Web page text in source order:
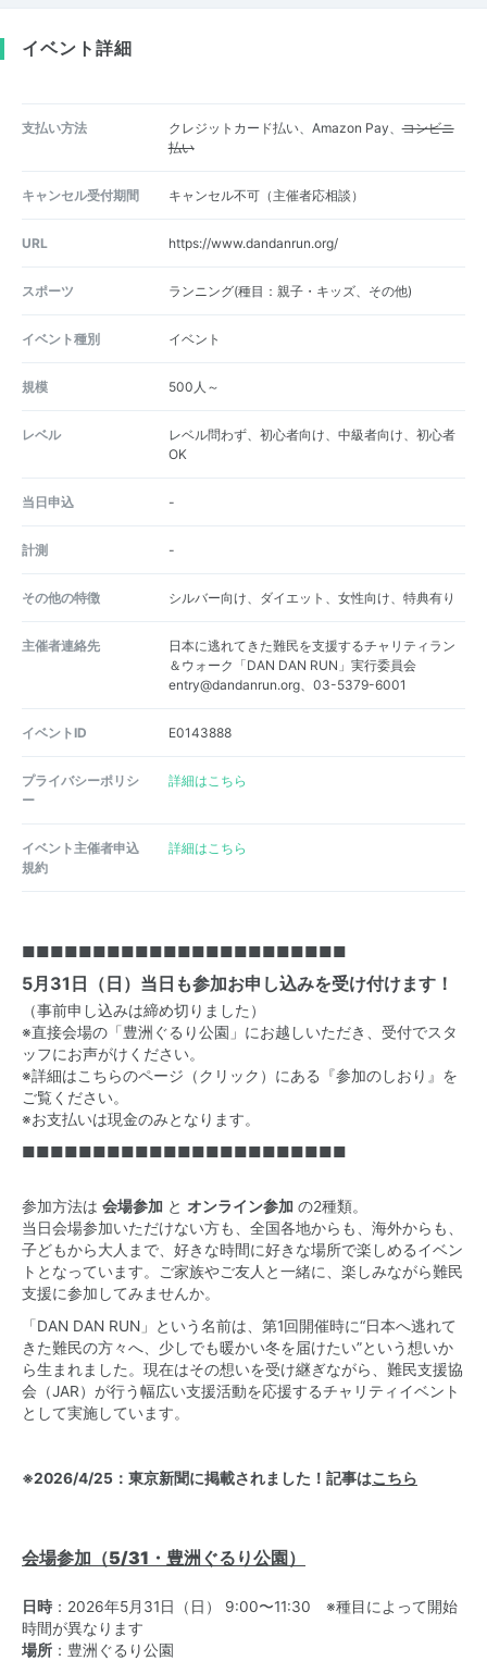
イベント詳細
支払い方法 クレジットカード払い、Amazon Pay、コンビニ
払い
キャンセル受付期間 キャンセル不可（主催者応相談）
URL https://www.dandanrun.org/
スポーツ ランニング(種目：親子・キッズ、その他)
イベント種別 イベント
規模 500人～
レベル
レベル問わず、初心者向け、中級者向け、初心者
OK
当日申込 -
計測 -
その他の特徴 シルバー向け、ダイエット、女性向け、特典有り
主催者連絡先
日本に逃れてきた難民を支援するチャリティラン
＆ウォーク「DAN DAN RUN」実行委員会
entry@dandanrun.org、03-5379-6001
イベントID E0143888
プライバシーポリシ
ー
詳細はこちら
イベント主催者申込
規約
詳細はこちら
■■■■■■■■■■■■■■■■■■■■■■■
5月31日（日）当日も参加お申し込みを受け付けます！
（事前申し込みは締め切りました）
※直接会場の「豊洲ぐるり公園」にお越しいただき、受付でスタ
ッフにお声がけください。
※詳細はこちらのページ（クリック） にある『参加のしおり』を
ご覧ください。
※お支払いは現金のみとなります。
■■■■■■■■■■■■■■■■■■■■■■■
参加方法は 会場参加 と オンライン参加 の2種類。
当日会場参加いただけない方も、全国各地からも、海外からも、
子どもから大人まで、好きな時間に好きな場所で楽しめるイベン
トとなっています。ご家族やご友人と一緒に、楽しみながら難民
支援に参加してみませんか。
「DAN DAN RUN」という名前は、第1回開催時に“日本へ逃れて
きた難民の方々へ、少しでも暖かい冬を届けたい”という想いか
ら生まれました。現在はその想いを受け継ぎながら、難民支援協
会（JAR）が行う幅広い支援活動を応援するチャリティイベント
として実施しています。
※2026/4/25：東京新聞に掲載されました！記事はこちら
会場参加（5/31・豊洲ぐるり公園）
日時 ：2026年5月31日（日） 9:00〜11:30 ※種目によって開始
時間が異なります
場所 ：豊洲ぐるり公園